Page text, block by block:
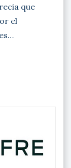
que
el